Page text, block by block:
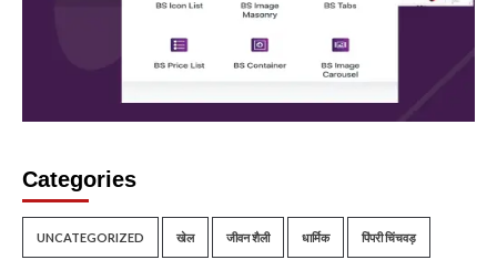
Categories
UNCATEGORIZED खेल जीवन शैली धार्मिक पिंपरी चिंचवड़